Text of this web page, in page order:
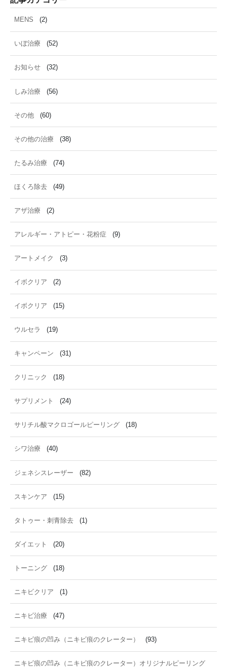
MENS (2)
いぼ治療 (52)
お知らせ (32)
しみ治療 (56)
その他 (60)
その他の治療 (38)
たるみ治療 (74)
ほくろ除去 (49)
アザ治療 (2)
アレルギー・アトピー・花粉症 (9)
アートメイク (3)
イボクリア (2)
イボクリア (15)
ウルセラ (19)
キャンペーン (31)
クリニック (18)
サプリメント (24)
サリチル酸マクロゴールピーリング (18)
シワ治療 (40)
ジェネシスレーザー (82)
スキンケア (15)
タトゥー・刺青除去 (1)
ダイエット (20)
トーニング (18)
ニキビクリア (1)
ニキビ治療 (47)
ニキビ痕の凹み（ニキビ痕のクレーター） (93)
ニキビ痕の凹み（ニキビ痕のクレーター）オリジナルピーリング